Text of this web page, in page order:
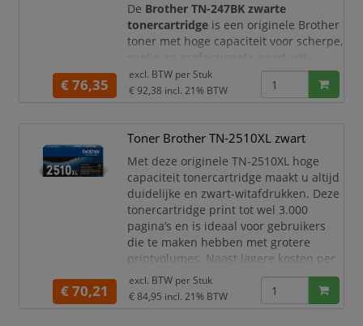
De Brother TN-247BK zwarte
tonercartridge is een originele Brother
toner met hoge capaciteit voor scherpe,
snelle en professionele zwart-wit
afdrukken. Deze cartridge is speciaal
ontwikkeld om optimaal samen te
zodat u verzekerd bent van duidelijke
tekst, strakke lijnen en betrouwbare
printresultaten.
Met een opbrengst va
€ 76,35
excl. BTW per Stuk
€ 92,38 incl. 21% BTW
Toner Brother TN-2510XL zwart
Met deze originele TN-2510XL hoge
capaciteit tonercartridge maakt u altijd
duidelijke en zwart-witafdrukken. Deze
tonercartridge print tot wel 3.000
pagina’s en is ideaal voor gebruikers
die te maken hebben met grotere
printvolumes. Naast lagere kosten per
pagina bespaart u tijd doordat de
cartridge minder vaak vervangen hoeft
te worden. De cartridge is speciaal
€ 70,21
excl. BTW per Stuk
€ 84,95 incl. 21% BTW